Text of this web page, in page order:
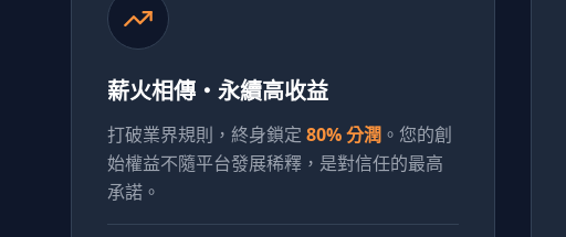
薪火相傳・永續高收益
打破業界規則，終身鎖定 80% 分潤 。您的創
始權益不隨平台發展稀釋，是對信任的最高
承諾。